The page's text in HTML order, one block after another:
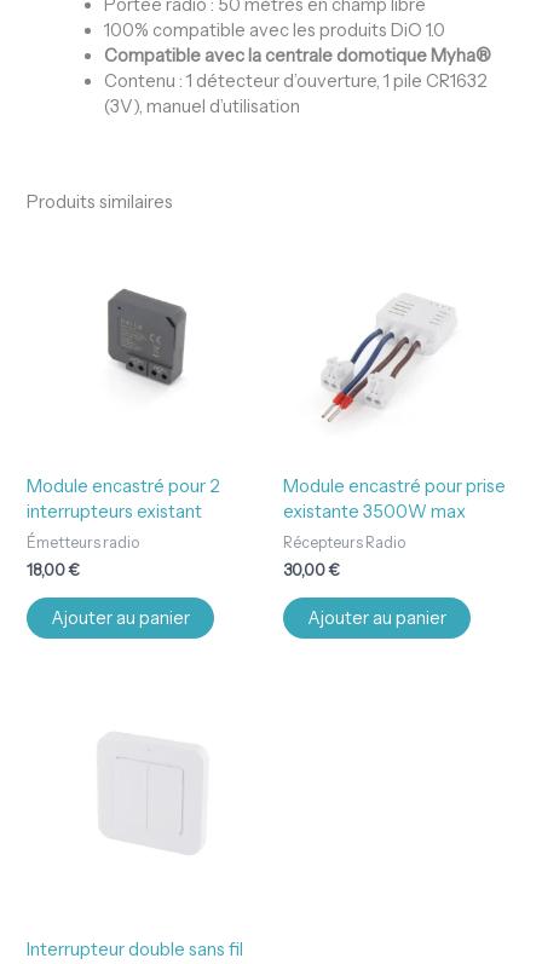
Portée radio : 50 mètres en champ libre
100% compatible avec les produits DiO 1.0
Compatible avec la centrale domotique Myha®
Contenu : 1 détecteur d’ouverture, 1 pile CR1632
(3V), manuel d’utilisation
Produits similaires
Module encastré pour 2
interrupteurs existant
Émetteurs radio
18,00€
Ajouter au panier
Module encastré pour prise
existante 3500W max
Récepteurs Radio
30,00€
Ajouter au panier
Interrupteur double sans fil